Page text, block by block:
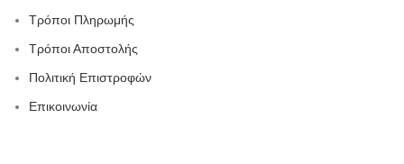
Τρόποι Πληρωμής
Τρόποι Αποστολής
Πολιτική Επιστροφών
Επικοινωνία